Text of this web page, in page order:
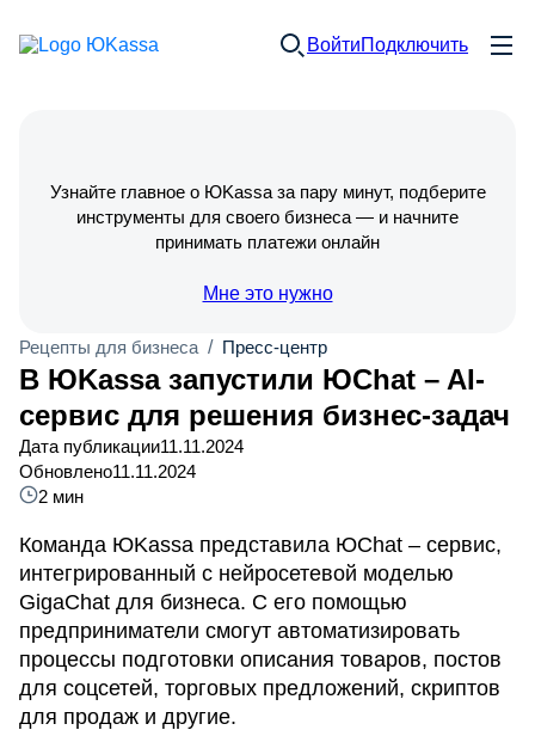
ВойтиПодключить
Узнайте главное о ЮKassa за пару минут, подберите
инструменты для своего бизнеса — и начните
принимать платежи онлайн
Мне это нужно
Рецепты для бизнеса / Пресс-центр
В ЮKassa запустили ЮChat – AI-
сервис для решения бизнес-задач
Дата публикации11.11.2024
Обновлено11.11.2024
2 мин
Команда ЮKassa представила ЮChat – сервис,
интегрированный с нейросетевой моделью
GigaChat для бизнеса. С его помощью
предприниматели смогут автоматизировать
процессы подготовки описания товаров, постов
для соцсетей, торговых предложений, скриптов
для продаж и другие.